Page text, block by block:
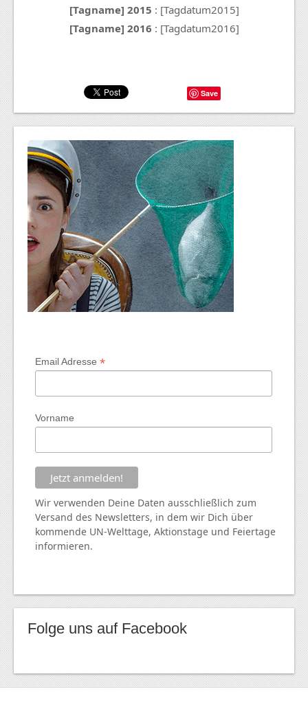
[Tagname] 2015 : [Tagdatum2015]
[Tagname] 2016 : [Tagdatum2016]
Save
Email Adresse*
Vorname
Wir verwenden Deine Daten ausschließlich zum
Versand des Newsletters, in dem wir Dich über
kommende UN-Welttage, Aktionstage und Feiertage
informieren.
Folge uns auf Facebook